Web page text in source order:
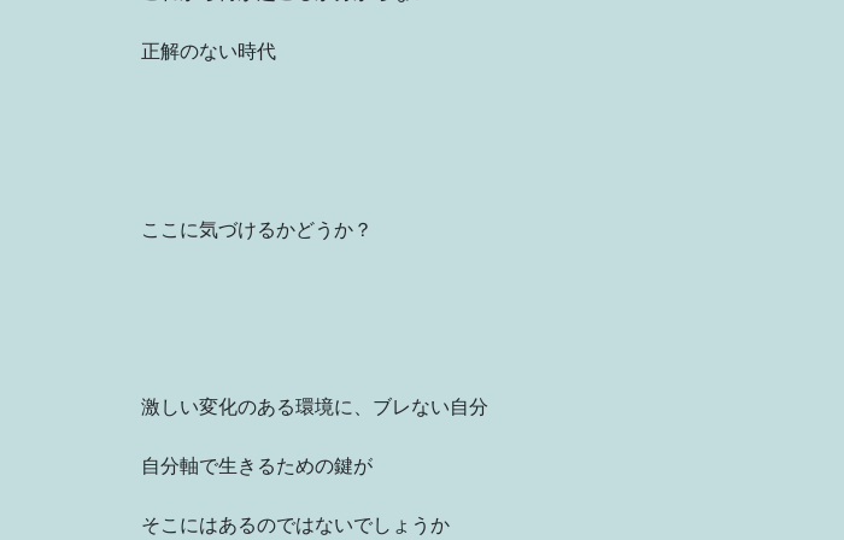
正解のない時代
ここに気づけるかどうか？
激しい変化のある環境に、ブレない自分
自分軸で生きるための鍵が
そこにはあるのではないでしょうか